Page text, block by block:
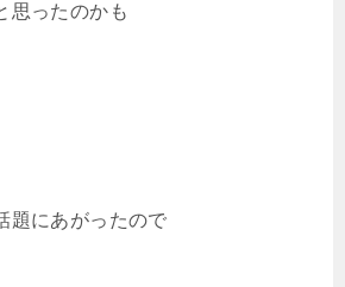
思ったのかも
題にあがったので